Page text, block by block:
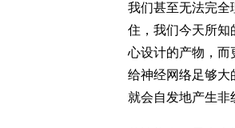
我们甚至无法完全
住，我们今天所
心设计的产物，而
给神经网络足够大
就会自发地产生非